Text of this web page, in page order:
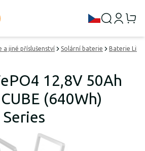
a jiné příslušenství Solární baterie Baterie
12,8V 50Ah
(640Wh)